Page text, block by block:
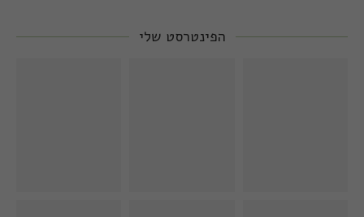
הפינטרסט שלי